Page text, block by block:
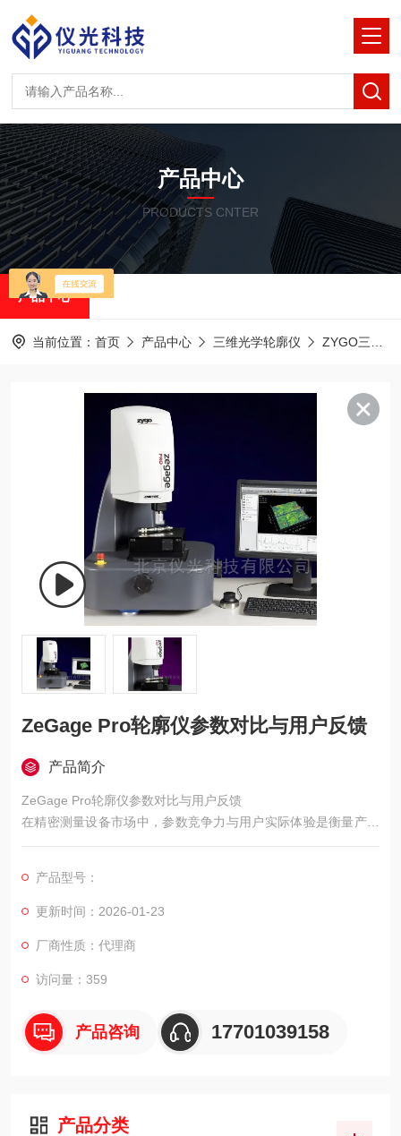
产品中心
PRODUCTS CNTER
产品中心
当前位置： 首页 产品中心 三维光学轮廓仪 ZYGO三维光学轮廓仪
ZeGage Pro轮廓仪参数对比与用户反馈
产品简介
ZeGage Pro轮廓仪参数对比与用户反馈
在精密测量设备市场中，参数竞争力与用户实际体验是衡量产品
价值的重要标准。ZYGO 3D 光学轮廓仪 ZeGage Pro 通过优化
为众多企业精密测量工作的优选设备。
产品型号：
更新时间：2026-01-23
厂商性质：代理商
访问量：359
产品咨询 17701039158
产品分类